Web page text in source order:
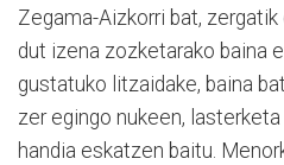
Zegama-Aizkorri bat,
dut izena zozketarako baina
gustatuko litzaidake, baina
zer egingo nukeen,
handia eskatzen baitu.